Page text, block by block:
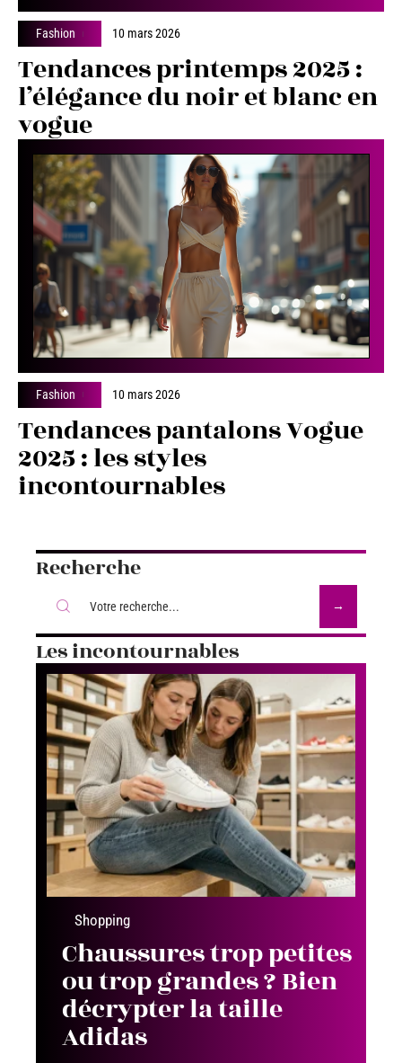
Fashion 10 mars 2026
Tendances printemps 2025 :
l’élégance du noir et blanc en
vogue
Fashion 10 mars 2026
Tendances pantalons Vogue
2025 : les styles
incontournables
Recherche
Les incontournables
Shopping
Chaussures trop petites
ou trop grandes ? Bien
décrypter la taille
Adidas